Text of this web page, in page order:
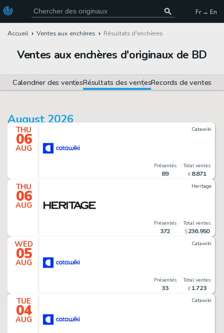
Fr → En
Accueil Ventes aux enchères Résultats d'enchères
Ventes aux enchères d'originaux de BD
Calendrier des ventesRésultats des ventesRecords de ventes
August 2026
THU
06
AUG
Catawiki
Présentés
89
Total ventes
€ 8.871
THU
06
AUG
Heritage
Présentés
372
Total ventes
$236.950
WED
05
AUG
Catawiki
Présentés
33
Total ventes
€ 1.723
TUE
04
AUG
Catawiki